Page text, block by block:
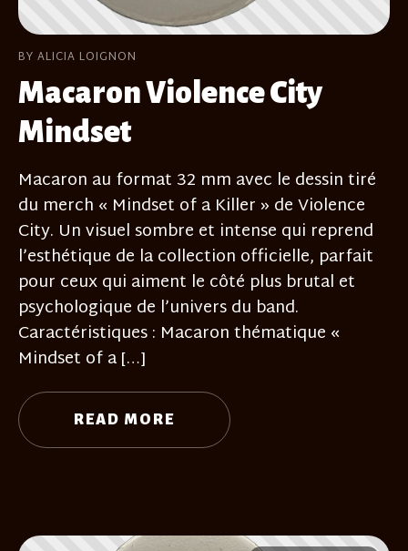
BY ALICIA LOIGNON
Macaron Violence City
Mindset
Macaron au format 32 mm avec le dessin tiré
du merch « Mindset of a Killer » de Violence
City. Un visuel sombre et intense qui reprend
l’esthétique de la collection officielle, parfait
pour ceux qui aiment le côté plus brutal et
psychologique de l’univers du band.
Caractéristiques : Macaron thématique «
Mindset of a […]
READ MORE